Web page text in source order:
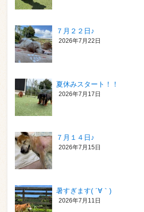
７月２２日♪
2026年7月22日
夏休みスタート！！
2026年7月17日
７月１４日♪
2026年7月15日
暑すぎます( ´∀｀)
2026年7月11日